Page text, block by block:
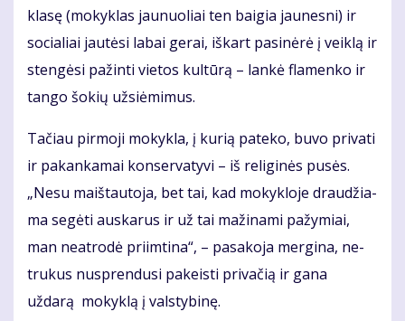
kla­sę (mo­kyk­las jau­nuo­liai ten bai­gia jau­nes­ni) ir
so­cia­liai jau­tė­si la­bai ge­rai, iš­kart pa­si­nė­rė į veik­lą ir
sten­gė­si pa­žin­ti vie­tos kul­tū­rą – lan­kė fla­men­ko ir
tan­go šo­kių už­si­ė­mi­mus.
Ta­čiau pir­mo­ji mo­kyk­la, į ku­rią pa­te­ko, bu­vo pri­va­ti
ir pa­kan­ka­mai kon­ser­va­ty­vi – iš re­li­gi­nės pu­sės.
„Ne­su maiš­tau­to­ja, bet tai, kad mo­kyk­lo­je drau­džia­
ma se­gė­ti aus­ka­rus ir už tai ma­ži­na­mi pa­žy­miai,
man ne­at­ro­dė pri­im­ti­na“, – pa­sa­ko­ja mer­gi­na, ne­
tru­kus nu­spren­du­si pa­keis­ti privačią ir gana
uždarą mo­kyk­lą į vals­ty­bi­nę.